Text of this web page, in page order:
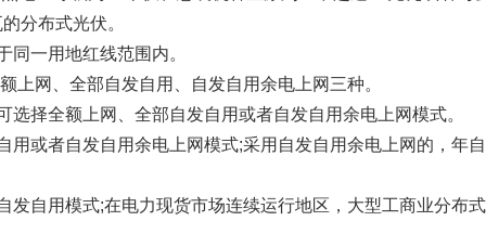
分布式光伏。
同一用地红线范围内。
上网、全部自发自用、自发自用余电上网三种。
择全额上网、全部自发自用或者自发自用余电上网模式。
用或者自发自用余电上网模式;采用自发自用余电上网的，年
发自用模式;在电力现货市场连续运行地区，大型工商业分布